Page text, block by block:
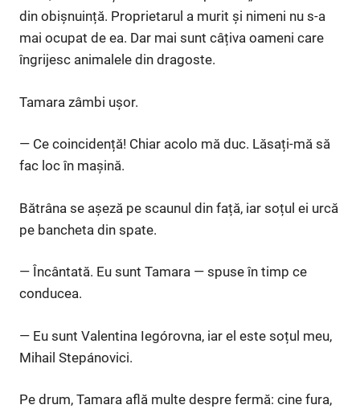
din obișnuință. Proprietarul a murit și nimeni nu s-a
mai ocupat de ea. Dar mai sunt câțiva oameni care
îngrijesc animalele din dragoste.
Tamara zâmbi ușor.
— Ce coincidență! Chiar acolo mă duc. Lăsați-mă să
fac loc în mașină.
Bătrâna se așeză pe scaunul din față, iar soțul ei urcă
pe bancheta din spate.
— Încântată. Eu sunt Tamara — spuse în timp ce
conducea.
— Eu sunt Valentina Iegórovna, iar el este soțul meu,
Mihail Stepánovici.
Pe drum, Tamara află multe despre fermă: cine fura,